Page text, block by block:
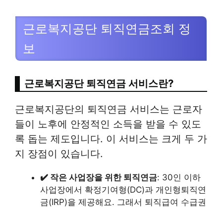
근로복지공단 퇴직연금조회 정
보
근로복지공단 퇴직연금 서비스란?
근로복지공단의 퇴직연금 서비스는 근로자
들이 노후에 안정적인 소득을 받을 수 있도
록 돕는 제도입니다. 이 서비스는 크게 두 가
지 장점이 있습니다.
✔️ 작은 사업장을 위한 퇴직연금: 30인 이하
사업장에서 확정기여형(DC)과 개인형퇴직연
금(IRP)을 제공해요. 그래서 퇴직급여 수급권